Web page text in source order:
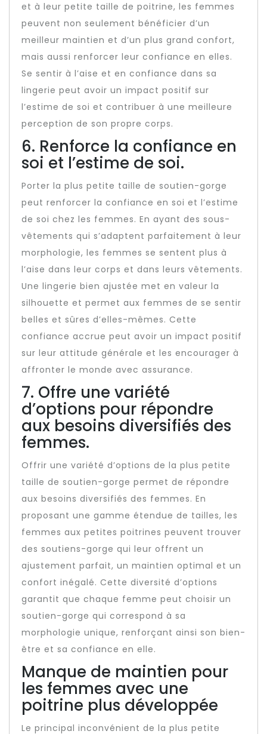
et à leur petite taille de poitrine, les femmes
peuvent non seulement bénéficier d’un
meilleur maintien et d’un plus grand confort,
mais aussi renforcer leur confiance en elles.
Se sentir à l’aise et en confiance dans sa
lingerie peut avoir un impact positif sur
l’estime de soi et contribuer à une meilleure
perception de son propre corps.
6. Renforce la confiance en
soi et l’estime de soi.
Porter la plus petite taille de soutien-gorge
peut renforcer la confiance en soi et l’estime
de soi chez les femmes. En ayant des sous-
vêtements qui s’adaptent parfaitement à leur
morphologie, les femmes se sentent plus à
l’aise dans leur corps et dans leurs vêtements.
Une lingerie bien ajustée met en valeur la
silhouette et permet aux femmes de se sentir
belles et sûres d’elles-mêmes. Cette
confiance accrue peut avoir un impact positif
sur leur attitude générale et les encourager à
affronter le monde avec assurance.
7. Offre une variété
d’options pour répondre
aux besoins diversifiés des
femmes.
Offrir une variété d’options de la plus petite
taille de soutien-gorge permet de répondre
aux besoins diversifiés des femmes. En
proposant une gamme étendue de tailles, les
femmes aux petites poitrines peuvent trouver
des soutiens-gorge qui leur offrent un
ajustement parfait, un maintien optimal et un
confort inégalé. Cette diversité d’options
garantit que chaque femme peut choisir un
soutien-gorge qui correspond à sa
morphologie unique, renforçant ainsi son bien-
être et sa confiance en elle.
Manque de maintien pour
les femmes avec une
poitrine plus développée
Le principal inconvénient de la plus petite